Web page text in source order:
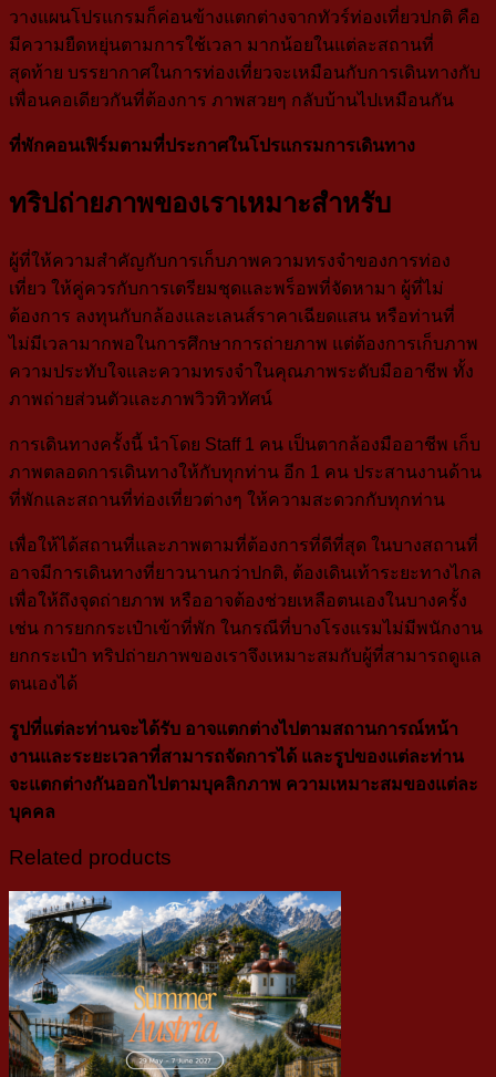
วางแผนโปรแกรมก็ค่อนข้างแตกต่างจากทัวร์ท่องเที่ยวปกติ คือ
มีความยืดหยุ่นตามการใช้เวลา มากน้อยในแต่ละสถานที่
สุดท้าย บรรยากาศในการท่องเที่ยวจะเหมือนกับการเดินทางกับ
เพื่อนคอเดียวกันที่ต้องการ ภาพสวยๆ กลับบ้านไปเหมือนกัน
ที่พักคอนเฟิร์มตามที่ประกาศในโปรแกรมการเดินทาง
ทริปถ่ายภาพของเราเหมาะสำหรับ
ผู้ที่ให้ความสำคัญกับการเก็บภาพความทรงจำของการท่อง
เที่ยว ให้คู่ควรกับการเตรียมชุดและพร็อพที่จัดหามา ผู้ที่ไม่
ต้องการ ลงทุนกับกล้องและเลนส์ราคาเฉียดแสน หรือท่านที่
ไม่มีเวลามากพอในการศึกษาการถ่ายภาพ แต่ต้องการเก็บภาพ
ความประทับใจและความทรงจำในคุณภาพระดับมืออาชีพ ทั้ง
ภาพถ่ายส่วนตัวและภาพวิวทิวทัศน์
การเดินทางครั้งนี้ นำโดย Staff 1 คน เป็นตากล้องมืออาชีพ เก็บ
ภาพตลอดการเดินทางให้กับทุกท่าน อีก 1 คน ประสานงานด้าน
ที่พักและสถานที่ท่องเที่ยวต่างๆ ให้ความสะดวกกับทุกท่าน
เพื่อให้ได้สถานที่และภาพตามที่ต้องการที่ดีที่สุด ในบางสถานที่
อาจมีการเดินทางที่ยาวนานกว่าปกติ, ต้องเดินเท้าระยะทางไกล
เพื่อให้ถึงจุดถ่ายภาพ หรืออาจต้องช่วยเหลือตนเองในบางครั้ง
เช่น การยกกระเป๋าเข้าที่พัก ในกรณีที่บางโรงแรมไม่มีพนักงาน
ยกกระเป๋า ทริปถ่ายภาพของเราจึงเหมาะสมกับผู้ที่สามารถดูแล
ตนเองได้
รูปที่แต่ละท่านจะได้รับ อาจแตกต่างไปตามสถานการณ์หน้า
งานและระยะเวลาที่สามารถจัดการได้ และรูปของแต่ละท่าน
จะแตกต่างกันออกไปตามบุคลิกภาพ ความเหมาะสมของแต่ละ
บุคคล
Related products